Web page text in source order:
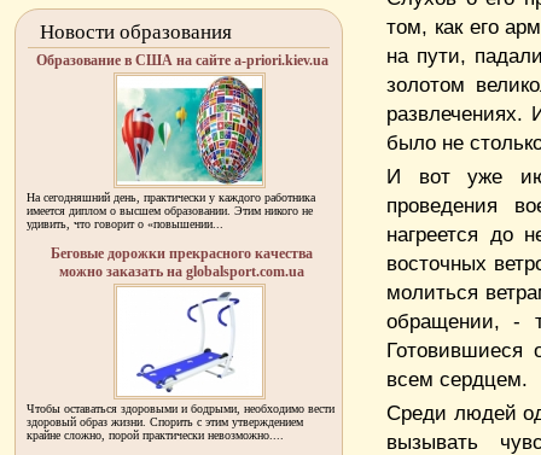
том, как его
на пути,
золотом
развлечениях.
было не
И вот уже
проведения
нагреется до
восточных
молиться
обращении, -
Готовившиеся
всем сердцем.
Среди людей
вызывать
Новости образования
Образование в США на сайте a-priori.kiev.ua
На сегодняшний день, практически у каждого работника
имеется диплом о высшем образовании. Этим никого не
удивить, что говорит о «повышении...
Беговые дорожки прекрасного качества
можно заказать на globalsport.com.ua
Чтобы оставаться здоровыми и бодрыми, необходимо вести
здоровый образ жизни. Спорить с этим утверждением
крайне сложно, порой практически невозможно....